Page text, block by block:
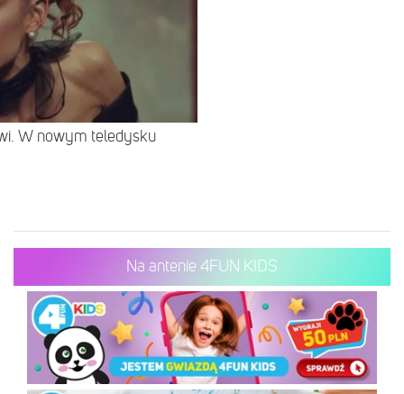
W nowym teledysku
Na antenie 4FUN KIDS